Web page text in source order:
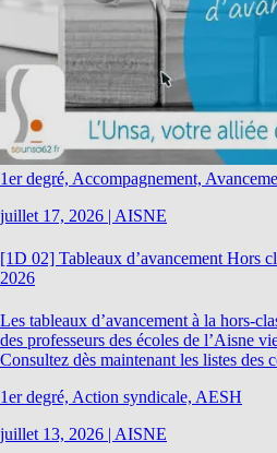
1er degré, Accompagnement,
juillet 17, 2026 | AISNE
[1D 02] Tableaux d’avancement Hors
2026
Les tableaux d’avancement à la hors-
des professeurs des écoles de l’Aisne
Consultez dès maintenant les listes
1er degré, Action syndicale, AESH
juillet 13, 2026 | AISNE